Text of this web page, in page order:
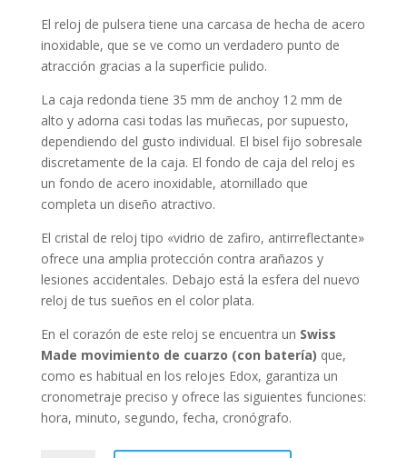
El reloj de pulsera tiene una carcasa de hecha de acero
inoxidable, que se ve como un verdadero punto de
atracción gracias a la superficie pulido.
La caja redonda tiene 35 mm de anchoy 12 mm de
alto y adorna casi todas las muñecas, por supuesto,
dependiendo del gusto individual. El bisel fijo sobresale
discretamente de la caja. El fondo de caja del reloj es
un fondo de acero inoxidable, atornillado que
completa un diseño atractivo.
El cristal de reloj tipo «vidrio de zafiro, antirreflectante»
ofrece una amplia protección contra arañazos y
lesiones accidentales. Debajo está la esfera del nuevo
reloj de tus sueños en el color plata.
En el corazón de este reloj se encuentra un Swiss
Made movimiento de cuarzo (con batería) que,
como es habitual en los relojes Edox, garantiza un
cronometraje preciso y ofrece las siguientes funciones:
hora, minuto, segundo, fecha, cronógrafo.